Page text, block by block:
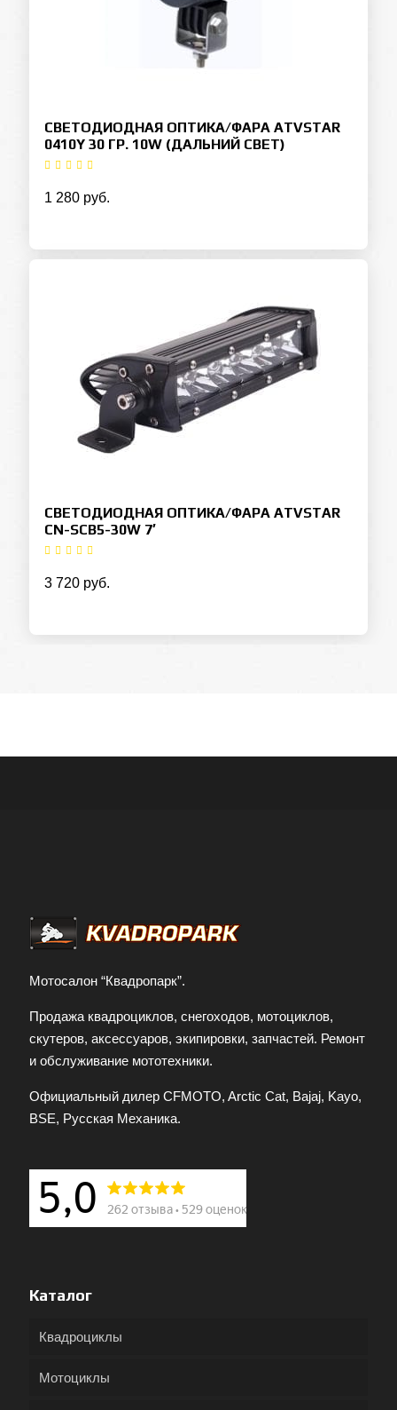
СВЕТОДИОДНАЯ ОПТИКА/ФАРА ATVSTAR
0410Y 30 ГР. 10W (ДАЛЬНИЙ СВЕТ)
1 280 руб.
СВЕТОДИОДНАЯ ОПТИКА/ФАРА ATVSTAR
CN-SCB5-30W 7′
3 720 руб.
Мотосалон “Квадропарк”.
Продажа квадроциклов, снегоходов, мотоциклов,
скутеров, аксессуаров, экипировки, запчастей. Ремонт
и обслуживание мототехники.
Официальный дилер CFMOTO, Arctic Cat, Bajaj, Kayo,
BSE, Русская Механика.
Каталог
Квадроциклы
Мотоциклы